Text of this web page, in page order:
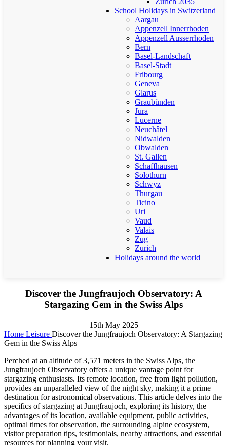
School Holidays in Switzerland
Aargau
Appenzell Innerrhoden
Appenzell Ausserrhoden
Bern
Basel-Landschaft
Basel-Stadt
Fribourg
Geneva
Glarus
Graubünden
Jura
Lucerne
Neuchâtel
Nidwalden
Obwalden
St. Gallen
Schaffhausen
Solothurn
Schwyz
Thurgau
Ticino
Uri
Vaud
Valais
Zug
Zurich
Holidays around the world
Discover the Jungfraujoch Observatory: A
Stargazing Gem in the Swiss Alps
15th May 2025
Home Leisure Discover the Jungfraujoch Observatory: A Stargazing
Gem in the Swiss Alps
Perched at an altitude of 3,571 meters in the Swiss Alps, the
Jungfraujoch Observatory offers a unique vantage point for
stargazing enthusiasts. Its remote location, free from light pollution,
provides an unparalleled view of the night sky, making it a prime
destination for astronomical observations. This article delves into the
specifics of stargazing at Jungfraujoch, exploring its history, the
advantages of its location, available equipment, public activities,
optimal times for observation, the surrounding alpine ecosystem,
visitor preparation tips, testimonials, nearby attractions, and essential
resources for planning your visit.